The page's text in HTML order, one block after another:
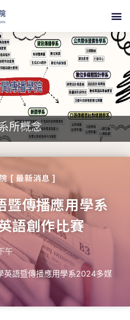
所概念
[ 最新消息 ]
暨傳播應用學系
語創作比賽
午
英語暨傳播應用學系2024多媒